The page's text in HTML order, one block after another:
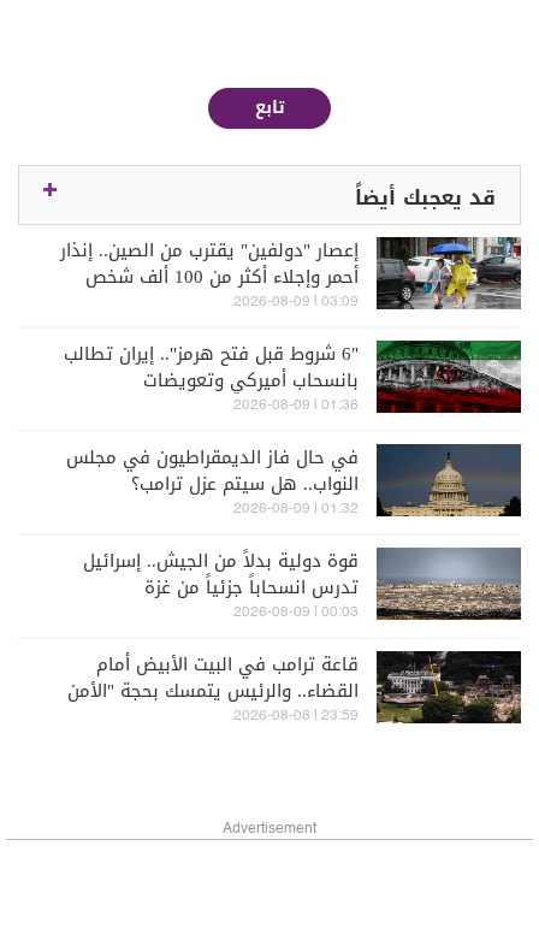
تابع
قد يعجبك أيضاً
إعصار "دولفين" يقترب من الصين.. إنذار
أحمر وإجلاء أكثر من 100 ألف شخص
03:09 | 2026-08-09
"6 شروط قبل فتح هرمز".. إيران تطالب
بانسحاب أميركي وتعويضات
01:38 | 2026-08-09
في حال فاز الديمقراطيون في مجلس
النواب.. هل سيتم عزل ترامب؟
01:32 | 2026-08-09
قوة دولية بدلاً من الجيش.. إسرائيل
تدرس انسحاباً جزئياً من غزة
00:03 | 2026-08-09
قاعة ترامب في البيت الأبيض أمام
القضاء.. والرئيس يتمسك بحجة "الأمن
القومي"
23:59 | 2026-08-08
Advertisement